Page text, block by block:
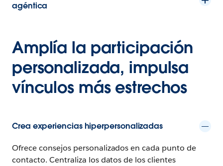
agéntica
Amplía la participación
personalizada, impulsa
vínculos más estrechos
Crea experiencias hiperpersonalizadas
Ofrece consejos personalizados en cada punto de
contacto. Centraliza los datos de los clientes